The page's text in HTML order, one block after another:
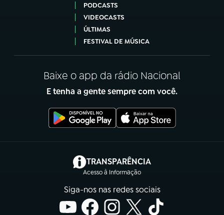
PODCASTS
VIDEOCASTS
ÚLTIMAS
FESTIVAL DE MÚSICA
Baixe o app da rádio Nacional
E tenha a gente sempre com você.
TRANSPARÊNCIA
Acesso à Informação
(abre em nova aba)
Siga-nos nas redes sociais